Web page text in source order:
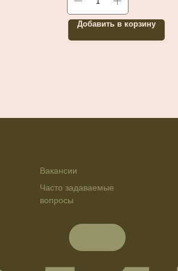
Добавить в корзину
Вакансии
Часто задаваемые
вопросы